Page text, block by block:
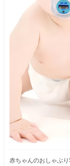
赤ちゃんのおしゃぶ